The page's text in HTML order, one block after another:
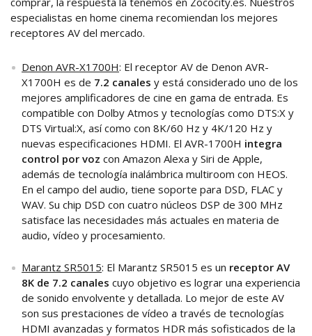
especialistas en home cinema recomiendan los mejores
receptores AV del mercado.
Denon AVR-X1700H: El receptor AV de Denon AVR-
X1700H es de 7.2 canales y está considerado uno de los
mejores amplificadores de cine en gama de entrada. Es
compatible con Dolby Atmos y tecnologías como DTS:X y
DTS Virtual:X, así como con 8K/60 Hz y 4K/120 Hz y
nuevas especificaciones HDMI. El AVR-1700H integra
control por voz con Amazon Alexa y Siri de Apple,
además de tecnología inalámbrica multiroom con HEOS.
En el campo del audio, tiene soporte para DSD, FLAC y
WAV. Su chip DSD con cuatro núcleos DSP de 300 MHz
satisface las necesidades más actuales en materia de
audio, vídeo y procesamiento.
Marantz SR5015: El Marantz SR5015 es un receptor AV
8K de 7.2 canales cuyo objetivo es lograr una experiencia
de sonido envolvente y detallada. Lo mejor de este AV
son sus prestaciones de vídeo a través de tecnologías
HDMI avanzadas y formatos HDR más sofisticados de la